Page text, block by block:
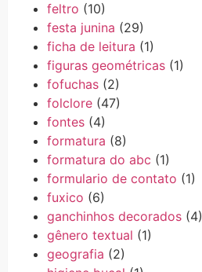
feltro (10)
festa junina (29)
ficha de leitura (1)
figuras geométricas (1)
fofuchas (2)
folclore (47)
fontes (4)
formatura (8)
formatura do abc (1)
formulario de contato (1)
fuxico (6)
ganchinhos decorados (4)
gênero textual (1)
geografia (2)